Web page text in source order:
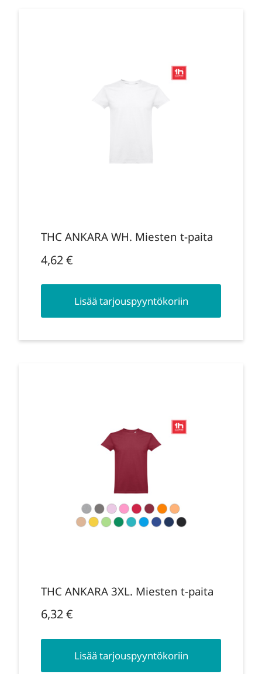
THC ANKARA WH. Miesten t-paita
4,62€
Lisää tarjouspyyntökoriin
THC ANKARA 3XL. Miesten t-paita
6,32€
Lisää tarjouspyyntökoriin